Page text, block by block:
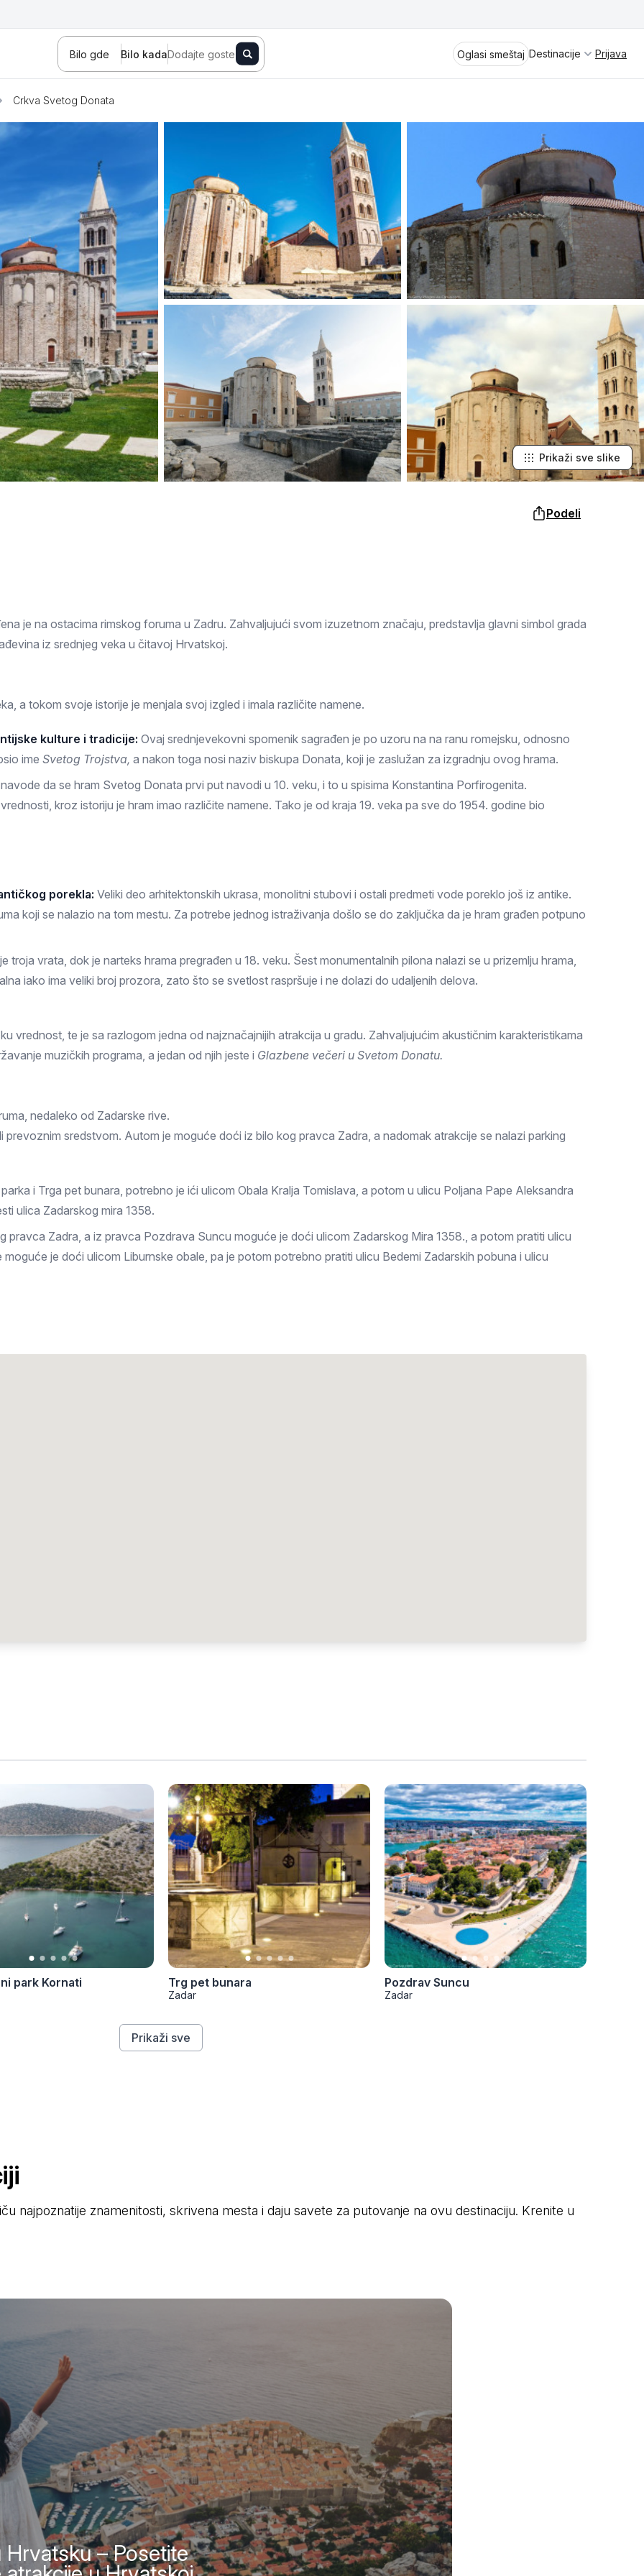
Bilo gde Bilo kadaDodajte goste Oglasi smeštaj Destinacije
Divčibare
Banja Koviljača Sokobanja Fruška gora Vrnjačka Banja
Stara planina Banja Vrujci Perućac
Ždrelo Golubac Kladovo
Bašta Kraljevo Jagodina Aranđelovac
Nova Varoš Valjevo
Kruševac Pirot Loznica
Pazar Zrenjanin Vršac Sombor
Milanovac Raška Leskovac Zaječar
Požarevac Senta Vrbas
Sremska
Ljubovija Majdanpek
Golija Bačka Topola Palić
Spremite se za virtuelno putovanje
kroz jednu od najlepših zemalja
Evrope i sveta. Uživaćete u prikazima
planinskih masiva poput Tare i Šar-
planine, ali i u ravničarskim predelima
prostrane Vojvodine. Istraživanje
tradicije i kulturnog dobra Srbije
otkriće vam pravu narav srpskog
naroda, a slike lokalnih i tradicionalnih
specijaliteta osetićete i na svojim
nepcima.
Prijava
Crkva Svetog Donata
Prikaži sve slike
Podeli
je na ostacima rimskog foruma u Zadru. Zahvaljujući svom izuzetnom značaju, predstavlja glavni simbol grada
iz srednjeg veka u čitavoj Hrvatskoj.
a tokom svoje istorije je menjala svoj izgled i imala različite namene.
kulture i tradicije: Ovaj srednjevekovni spomenik sagrađen je po uzoru na na ranu romejsku, odnosno
ime Svetog Trojstva, a nakon toga nosi naziv biskupa Donata, koji je zaslužan za izgradnju ovog hrama.
da se hram Svetog Donata prvi put navodi u 10. veku, i to u spisima Konstantina Porfirogenita.
kroz istoriju je hram imao različite namene. Tako je od kraja 19. veka pa sve do 1954. godine bio
porekla: Veliki deo arhitektonskih ukrasa, monolitni stubovi i ostali predmeti vode poreklo još iz antike.
koji se nalazio na tom mestu. Za potrebe jednog istraživanja došlo se do zaključka da je hram građen potpuno
troja vrata, dok je narteks hrama pregrađen u 18. veku. Šest monumentalnih pilona nalazi se u prizemlju hrama,
iako ima veliki broj prozora, zato što se svetlost raspršuje i ne dolazi do udaljenih delova.
vrednost, te je sa razlogom jedna od najznačajnijih atrakcija u gradu. Zahvaljujućim akustičnim karakteristikama
muzičkih programa, a jedan od njih jeste i Glazbene večeri u Svetom Donatu.
nedaleko od Zadarske rive.
sredstvom. Autom je moguće doći iz bilo kog pravca Zadra, a nadomak atrakcije se nalazi parking
i Trga pet bunara, potrebno je ići ulicom Obala Kralja Tomislava, a potom u ulicu Poljana Pape Aleksandra
ulica Zadarskog mira 1358.
pravca Zadra, a iz pravca Pozdrava Suncu moguće je doći ulicom Zadarskog Mira 1358., a potom pratiti ulicu
je doći ulicom Liburnske obale, pa je potom potrebno pratiti ulicu Bedemi Zadarskih pobuna i ulicu
park Kornati Trg pet bunara
Zadar
Pozdrav Suncu
Zadar
Prikaži sve
najpoznatije znamenitosti, skrivena mesta i daju savete za putovanje na ovu destinaciju. Krenite u
Hrvatsku – Posetite